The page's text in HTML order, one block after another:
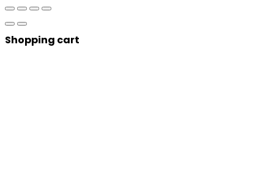
Shopping cart